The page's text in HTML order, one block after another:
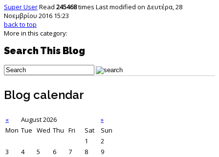
Super UserRead 245468times Last modified on Δευτέρα, 28
Νοεμβρίου 2016 15:23
back to top
More in this category:
Search This Blog
Blog calendar
« August 2026
»
Mon Tue Wed Thu Fri Sat
Sun
1
2
3
4 5 6 7 8
9